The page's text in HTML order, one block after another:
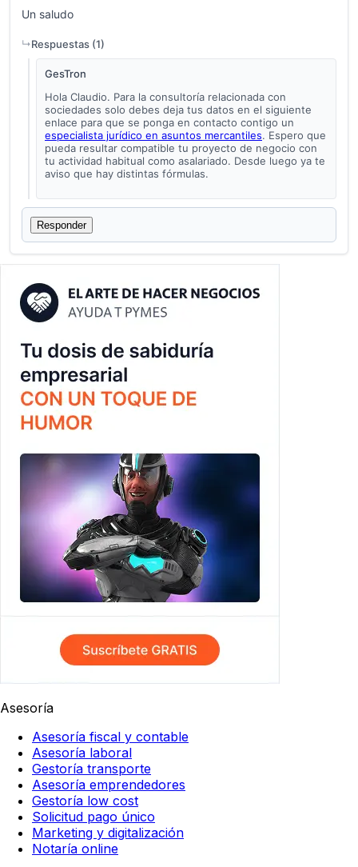
Un saludo
Respuestas (1)
GesTron
Hola Claudio. Para la consultoría relacionada con
sociedades solo debes deja tus datos en el siguiente
enlace para que se ponga en contacto contigo un
especialista jurídico en asuntos mercantiles. Espero que
pueda resultar compatible tu proyecto de negocio con
tu actividad habitual como asalariado. Desde luego ya te
aviso que hay distintas fórmulas.
Responder
Asesoría
Asesoría fiscal y contable
Asesoría laboral
Gestoría transporte
Asesoría emprendedores
Gestoría low cost
Solicitud pago único
Marketing y digitalización
Notaría online